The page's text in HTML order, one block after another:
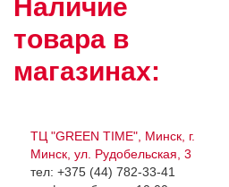
Наличие
товара в
магазинах:
ТЦ "GREEN TIME", Минск, г.
Минск, ул. Рудобельская, 3
тел: +375 (44) 782-33-41